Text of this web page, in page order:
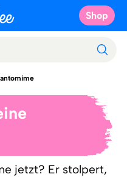
Shop
jetzt? Er stolpert,